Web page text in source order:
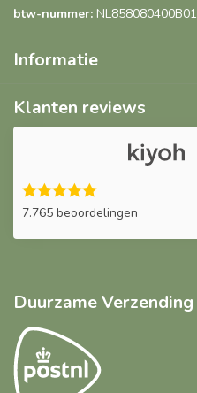
btw-nummer: NL858080400B01
Informatie
Klanten reviews
7.765 beoordelingen
Duurzame Verzending